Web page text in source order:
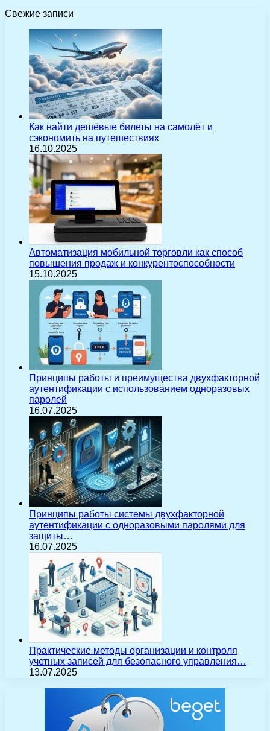
Свежие записи
Как найти дешёвые билеты на самолёт и
сэкономить на путешествиях
16.10.2025
Автоматизация мобильной торговли как способ
повышения продаж и конкурентоспособности
15.10.2025
Принципы работы и преимущества двухфакторной
аутентификации с использованием одноразовых
паролей
16.07.2025
Принципы работы системы двухфакторной
аутентификации с одноразовыми паролями для
защиты…
16.07.2025
Практические методы организации и контроля
учетных записей для безопасного управления…
13.07.2025